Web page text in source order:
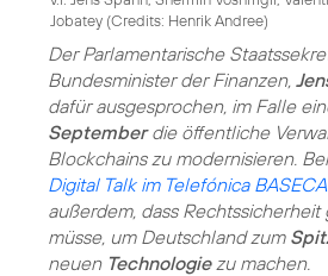
Jobatey (Credits: Henrik Andree)
Der Parlamentarische
Bundesminister der Finanzen,
dafür ausgesprochen, im Falle
Septemberdie öffentliche
Blockchains zu modernisieren.
Digital Talk im Telefónica
außerdem, dass
müsse, um Deutschland zum
neuen Technologiezu machen.